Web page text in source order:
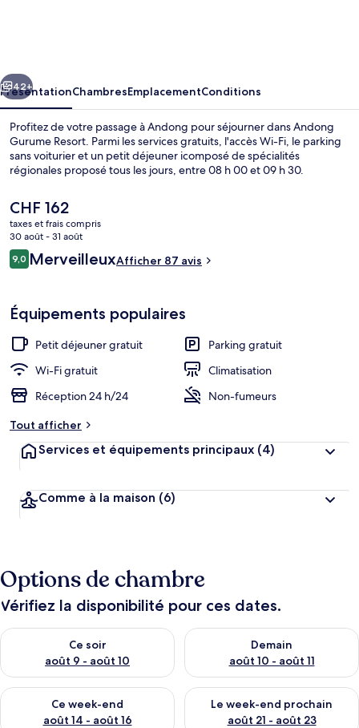
Extérieur
Suivant
42+
PrésentationChambresEmplacementConditions
Profitez de votre passage à Andong pour séjourner dans Andong
Gurume Resort. Parmi les services gratuits, l'accès Wi-Fi, le parking
sans voiturier et un petit déjeuner icomposé de spécialités
régionales proposé tous les jours, entre 08 h 00 et 09 h 30.
Le
prix
actuel
est
de
CHF 162
taxes et frais compris
30 août - 31 août
Avis
voyageurs
9,09,0 sur 10
MerveilleuxAfficher 87 avis
Équipements populaires
Petit déjeuner gratuit
Parking gratuit
Wi-Fi gratuit
Climatisation
Réception 24 h/24
Non-fumeurs
Tout afficher
Services et équipements principaux (4)
Comme à la maison (6)
Options de chambre
Vérifiez la disponibilité pour ces dates.
Ce soir
août 9 - août 10
Vérifier la disponibilité pour ce soir août 9 - août 10
Demain
août 10 - août 11
Vérifier la disponibilité pour
Ce week-end
août 14 - août 16
Vérifier la disponibilité pour ce week-end août 14 - août 16
Le week-end prochain
août 21 - août 23
Vérifier la disponibilité pour